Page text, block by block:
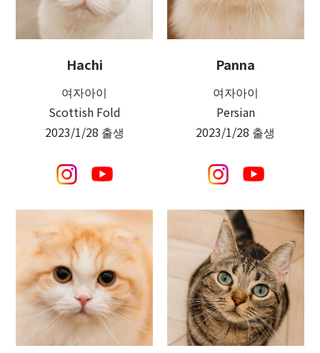
Hachi
여자아이
Scottish Fold
2023/1/28 출생
Panna
여자아이
Persian
2023/1/28 출생